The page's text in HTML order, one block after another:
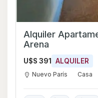
Alquiler
Arena
U$S 391 ALQUILER
Nuevo París Casa